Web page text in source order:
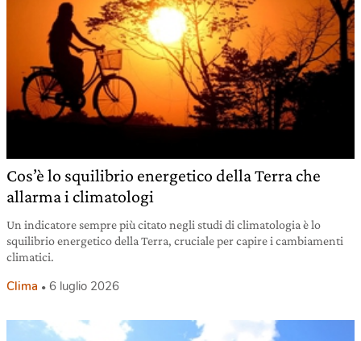
Cos’è lo squilibrio energetico della Terra che
allarma i climatologi
Un indicatore sempre più citato negli studi di climatologia è lo
squilibrio energetico della Terra, cruciale per capire i cambiamenti
climatici.
Clima 6 luglio 2026